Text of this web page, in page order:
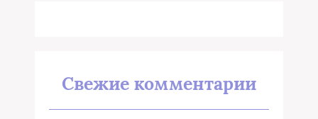
Свежие комментарии